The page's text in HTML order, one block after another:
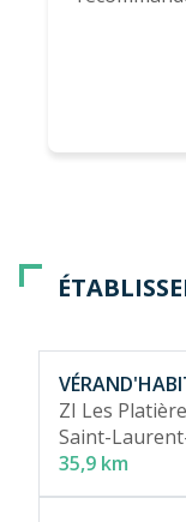
ZI Les
Saint-
35,9 km